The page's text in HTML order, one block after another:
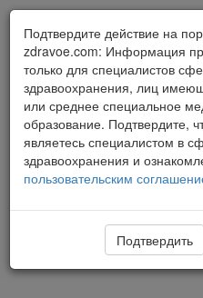
Подтвердите действие на
zdravoe.com: Информация
только для специалистов
здравоохранения, лиц
или среднее специальное
образование. Подтвердите,
являетесь специалистом в
здравоохранения и
пользовательским
Подтвердить